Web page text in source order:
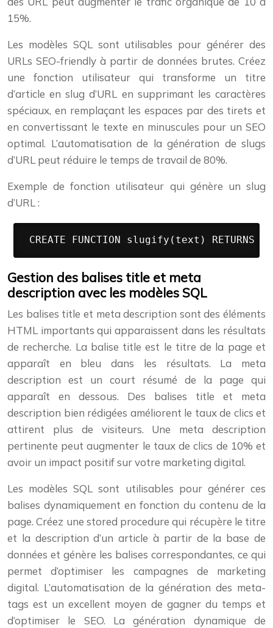
15%.
Les modèles SQL sont utilisables pour générer des
URLs SEO-friendly à partir de données brutes. Créez
une fonction utilisateur qui transforme un titre
d’article en slug d’URL en supprimant les caractères
spéciaux, en remplaçant les espaces par des tirets et
en convertissant le texte en minuscules pour un SEO
optimal. L’automatisation de la génération de slugs
d’URL peut réduire le temps de travail de 80%.
Exemple de fonction utilisateur qui génère un slug
d’URL :
CREATE FUNCTION slugify(text)
Gestion des balises title et meta
description avec les modèles SQL
Les balises title et meta description sont des éléments
HTML importants qui apparaissent dans les résultats
de recherche. La balise title est le titre de la page et
apparaît en bleu dans les résultats. La meta
description est un court résumé de la page qui
apparaît en dessous. Des balises title et meta
description bien rédigées améliorent le taux de clics et
attirent plus de visiteurs. Une meta description
pertinente peut augmenter le taux de clics de 10% et
avoir un impact positif sur votre marketing digital.
Les modèles SQL sont utilisables pour générer ces
balises dynamiquement en fonction du contenu de la
page. Créez une stored procedure qui récupère le titre
et la description d’un article à partir de la base de
données et génère les balises correspondantes, ce qui
permet d’optimiser les campagnes de marketing
digital. L’automatisation de la génération des meta-
tags est un excellent moyen de gagner du temps et
d’optimiser le SEO. La génération dynamique de